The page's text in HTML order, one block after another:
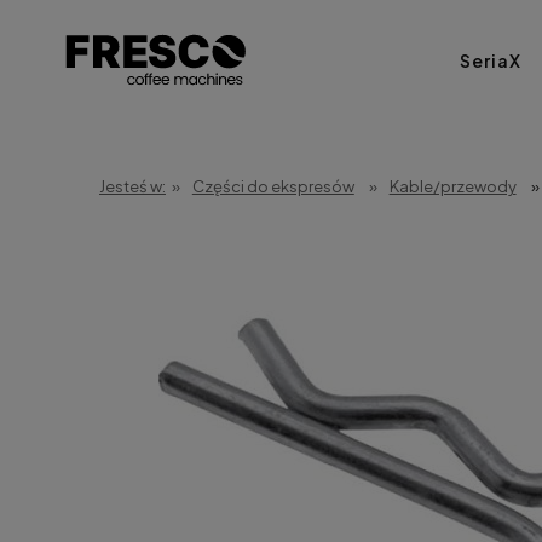
SeriaX
Jesteś w: » Części do ekspresów » Kable/przewody »